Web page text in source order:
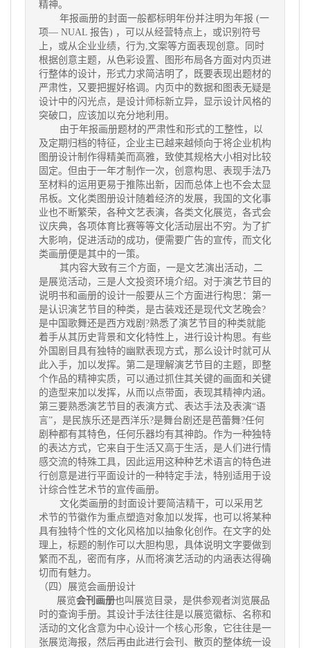
精神。
年报画册的封面一般都标明年份并注明为年报 (一
项— NUAL 报告) ，可以从经营特点上，或识别符号
上，或从企业业绩，行为,文案等方面表现创意。同时
根据创意主题，从色彩设置、图形布局各方面对内页进
行整体的设计，形式力求简洁明了，既要表现出题材的
严肃性，又要把握好格调。内页中的数据和图表无疑是
设计中的闪光点，是设计师标新立异，显示设计风格的
突破口，应该加以充分地利用。
由于年报画册题材的严肃性和形式的工整性，以
及定期归档的特征，企业主已越来越倾向于将企业机构
图册设计制作得精美而高雅，致使其规格大小相对比较
固定。但由于一年才制作一次，创意构思、表现手法乃
至材料的运用更易于推陈出新，因而总体上也不会太显
吊板。文化类图册设计随着经济的发展，我国的文化事
业也不断繁荣，各种文艺表演，各类文化展览，各式会
议庆典，各项体育比赛等等文化活动层出不穷。为了扩
大影响，促进活动的成功，便需要广告的宣传，而文化
类画册便是其中的一策。
其内容大致有三个方面，一是文艺演出活动，二
是展览活动，三是人文投资环境介绍。对于演艺节目的
说明书和画册的设计一般要从三个方面进行构思：第一
是认识演艺节目的种类，是古装戏还是现代文艺晚会?
是中国歌舞还是西方戏剧?熟悉了演艺节目的种类就能
着手从其历史背景和文化特性上，进行设计构思。有些
外国剧目具有独特的幽默表现方式，那么设计时就可从
此入手，加以发挥。第二是理解演艺节目的主题，即整
个作品的精神实质，可以通过抓住其关键的画面和关键
的造型来加以发挥，从而以点带面，表现其精神内涵。
第三要熟悉演艺节目的表演方式、表达手法及表演“语
言”，是民族乐还是西洋乐?是舞台剧还是芭蕾舞?任何
剧种都有其特色，任何乐器均有其神韵。作为一种独特
的表达方式，它来自于生活又高于生活，是人们进行情
感交流的特殊工具，因此运用这种种艺术语言的特色进
行创意是进行平面设计的一种特定手法，特别适用于设
计综合性艺术节的宣传画册。
文化类画册的封面设计要简洁精干，可以采用艺
术节的节徽作为重点塑造对象加以发挥，也可以将某种
具有独特个性的文化风格加以抽象化创作。在文字的处
理上，标题的制作可以大胆构思，具体说明文字要做到
繁而不乱，密而有序，从而将演艺活动的内涵表达得确
切而有魅力。
（四）展览会画册设计
展览会刊画册也叫展览目录，是供参观者浏览展品
时的查询手册。其设计手法往往是以展览徽标、名称和
活动的文化含意为中心设计一个核心形象，它往往是一
张展览海报，然后再由此进行会刊、散页的整体统一设